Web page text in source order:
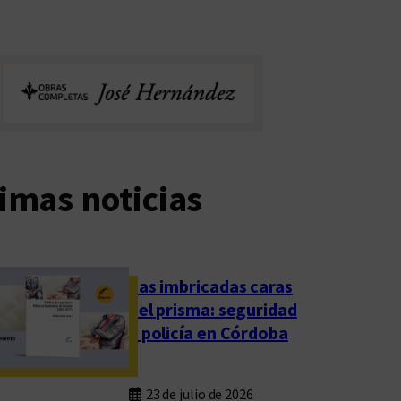
noticias
Las imbricadas caras
del prisma: seguridad
y policía en Córdoba
23 de julio de 2026